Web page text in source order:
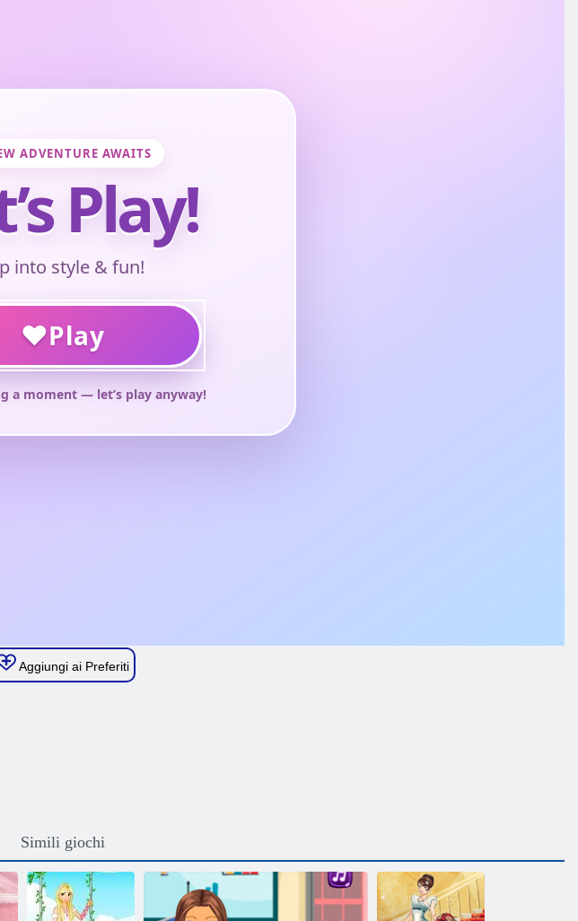
Aggiungi ai Preferiti
Simili giochi